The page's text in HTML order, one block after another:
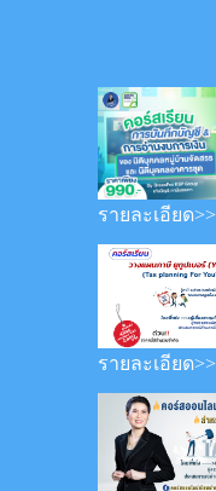
รายละเอียด
รายละเอียด